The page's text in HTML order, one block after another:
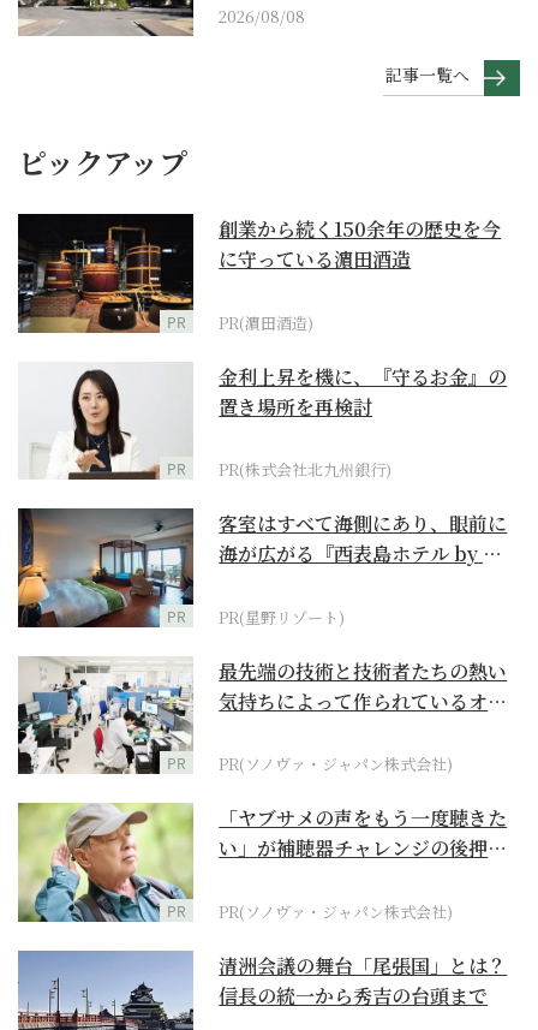
2026/08/08
記事一覧へ
ピックアップ
PR
創業から続く150余年の歴史を今
に守っている濵田酒造
PR(濵田酒造)
PR
金利上昇を機に、『守るお金』の
置き場所を再検討
PR(株式会社北九州銀行)
PR
客室はすべて海側にあり、眼前に
海が広がる『西表島ホテル by 星
PR(星野リゾート)
PR
最先端の技術と技術者たちの熱い
気持ちによって作られているオー
PR(ソノヴァ・ジャパン株式会社)
PR
「ヤブサメの声をもう一度聴きた
い」が補聴器チャレンジの後押し
PR(ソノヴァ・ジャパン株式会社)
清洲会議の舞台「尾張国」とは？
信長の統一から秀吉の台頭まで